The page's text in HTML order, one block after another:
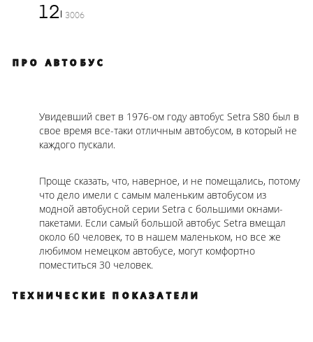
12 3006
ПРО АВТОБУС
Увидевший свет в 1976-ом году автобус Setra S80 был в
свое время все-таки отличным автобусом, в который не
каждого пускали.
Проще сказать, что, наверное, и не помещались, потому
что дело имели с самым маленьким автобусом из
модной автобусной серии Setra с большими окнами-
пакетами. Если самый большой автобус Setra вмещал
около 60 человек, то в нашем маленьком, но все же
любимом немецком автобусе, могут комфортно
поместиться 30 человек.
ТЕХНИЧЕСКИЕ ПОКАЗАТЕЛИ